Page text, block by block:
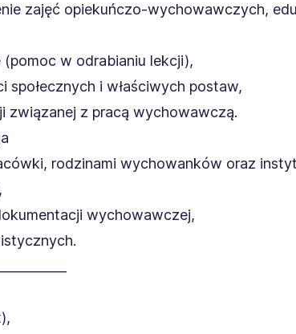
zajęć opiekuńczo-wychowawczych,
w odrabianiu lekcji),
społecznych i właściwych postaw,
związanej z pracą wychowawczą.
rodzinami wychowanków oraz
wychowawczej,